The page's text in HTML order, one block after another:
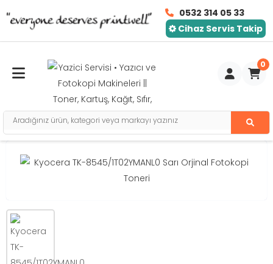
0532 314 05 33
Cihaz Servis Takip
Toggle mobile menu 0